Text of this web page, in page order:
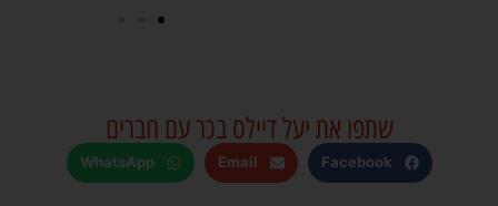
שתפו את יעל דיילס בכר עם חברים
Facebook
Email
WhatsApp